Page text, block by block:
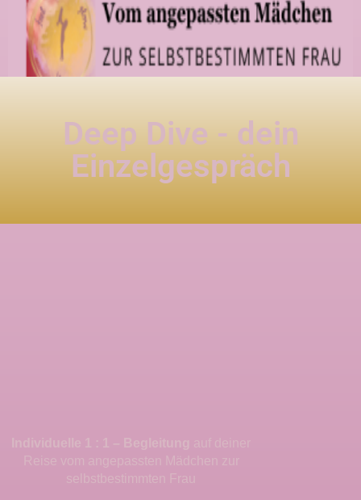
Deep Dive - dein
Einzelgespräch
Reise vom angepassten Mädchen zur
selbstbestimmten Frau